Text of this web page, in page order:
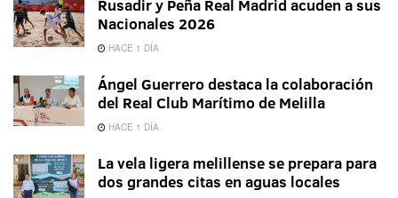
Rusadir y Peña Real Madrid acuden a sus
Nacionales 2026
HACE 1 DÍA
Ángel Guerrero destaca la colaboración
del Real Club Marítimo de Melilla
HACE 1 DÍA
La vela ligera melillense se prepara para
dos grandes citas en aguas locales